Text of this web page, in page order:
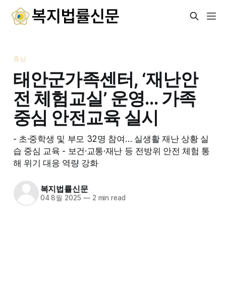
충남
태안군가족센터, ‘재난안
전 체험교실’ 운영… 가족
중심 안전교육 실시
- 초·중학생 및 부모 32명 참여… 실생활 재난 상황 실
습 중심 교육 - 보건·교통·재난 등 전방위 안전 체험 통
해 위기 대응 역량 강화
복지법률신문
04 8월 2025 —2 min read